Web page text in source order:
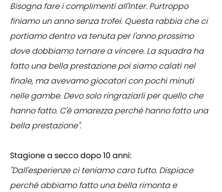
Bisogna fare i complimenti all'Inter. Purtroppo
finiamo un anno senza trofei. Questa rabbia che ci
portiamo dentro va tenuta per l'anno prossimo
dove dobbiamo tornare a vincere. La squadra ha
fatto una bella prestazione poi siamo calati nel
finale, ma avevamo giocatori con pochi minuti
nelle gambe. Devo solo ringraziarli per quello che
hanno fatto. C'è amarezza perché hanno fatto una
bella prestazione".
Stagione a secco dopo 10 anni:
"Dall'esperienze ci teniamo caro tutto. Dispiace
perché abbiamo fatto una bella rimonta e